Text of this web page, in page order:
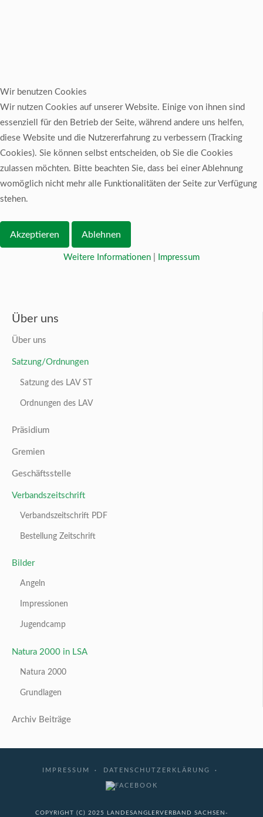
Über uns
Über uns
Satzung/Ordnungen
Satzung des LAV ST
Ordnungen des LAV
Präsidium
Gremien
Geschäftsstelle
Verbandszeitschrift
Verbandszeitschrift PDF
Bestellung Zeitschrift
Bilder
Angeln
Impressionen
Jugendcamp
Natura 2000 in LSA
Natura 2000
Grundlagen
Archiv Beiträge
IMPRESSUM DATENSCHUTZERKLÄRUNG
COPYRIGHT (C) 2025 LANDESANGLERVERBAND SACHSEN-
Wir benutzen Cookies
Wir nutzen Cookies auf unserer Website. Einige von ihnen sind
essenziell für den Betrieb der Seite, während andere uns helfen,
diese Website und die Nutzererfahrung zu verbessern (Tracking
Cookies). Sie können selbst entscheiden, ob Sie die Cookies
zulassen möchten. Bitte beachten Sie, dass bei einer Ablehnung
womöglich nicht mehr alle Funktionalitäten der Seite zur Verfügung
stehen.
Akzeptieren Ablehnen
Weitere Informationen Impressum